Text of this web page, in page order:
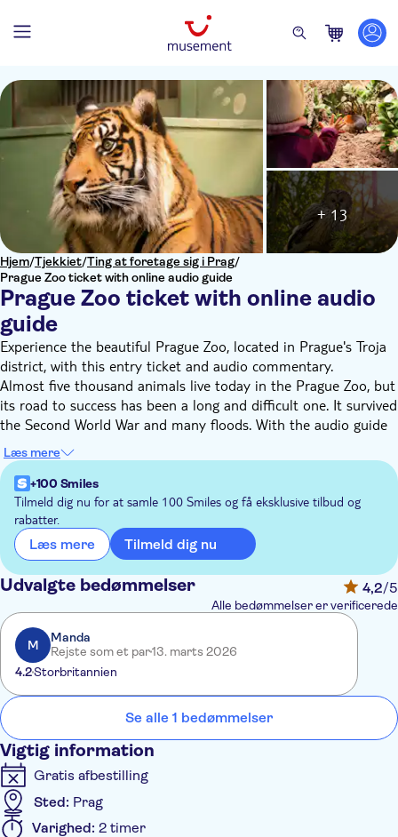
Hjem/Tjekkiet/Ting at foretage sig i Prag/
Prague Zoo ticket with online audio guide
Prague Zoo ticket with online audio
guide
+ 13
Experience the beautiful Prague Zoo, located in Prague's Troja
district, with this entry ticket and audio commentary.
Almost five thousand animals live today in the Prague Zoo, but
its road to success has been a long and difficult one. It survived
the Second World War and many floods. With the audio guide
included in this ticket, you'll get an introduction to the history
and individual pavilions of the zoo.
Læs mere
+100 Smiles
Tilmeld dig nu for at samle 100 Smiles og få eksklusive tilbud og
rabatter.
Læs mere Tilmeld dig nu
Udvalgte bedømmelser 4,2/5
Alle bedømmelser er verificerede
M
Manda
Rejste som et par13. marts 2026
4.2Storbritannien
Se alle 1 bedømmelser
Vigtig information
Gratis afbestilling
Sted: Prag
Varighed: 2 timer